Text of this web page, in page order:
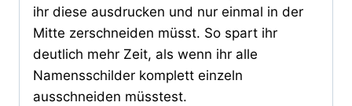
ihr diese ausdrucken und nur einmal in der
Mitte zerschneiden müsst. So spart ihr
deutlich mehr Zeit, als wenn ihr alle
Namensschilder komplett einzeln
ausschneiden müsstest.